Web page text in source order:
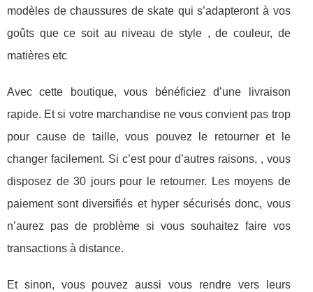
modèles de chaussures de skate qui s’adapteront à vos
goûts que ce soit au niveau de style , de couleur, de
matières etc
Avec cette boutique, vous bénéficiez d’une livraison
rapide. Et si votre marchandise ne vous convient pas trop
pour cause de taille, vous pouvez le retourner et le
changer facilement. Si c’est pour d’autres raisons, , vous
disposez de 30 jours pour le retourner. Les moyens de
paiement sont diversifiés et hyper sécurisés donc, vous
n’aurez pas de problème si vous souhaitez faire vos
transactions à distance.
Et sinon, vous pouvez aussi vous rendre vers leurs